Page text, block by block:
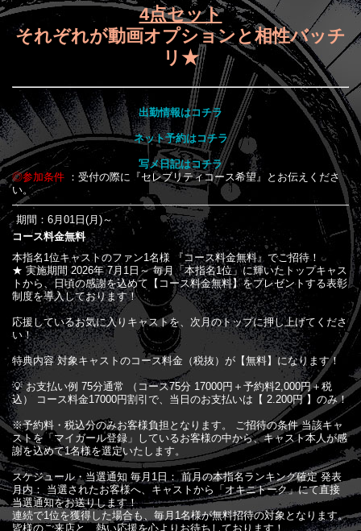
4点セット
それぞれが動画オプションと相性バッチ
リ★
出勤情報はコチラ
ネット予約はコチラ
写メ日記はコチラ
◎参加条件 ：受付の際に『セレブリティコース希望』とお伝えくださ
い。
期間：6月01日(月)～
コース料金無料
本指名1位キャストのファン1名様 『コース料金無料』でご招待！
★ 実施期間 2026年 7月1日～ 毎月「本指名1位」に輝いたトップキャス
トから、日頃の感謝を込めて【コース料金無料】をプレゼントする表彰
制度を導入しております！
応援しているお気に入りキャストを、次月のトップに押し上げてくださ
い！
特典内容 対象キャストのコース料金（税抜）が【無料】になります！
💡 お支払い例 75分通常 （コース75分 17000円＋予約料2,000円＋税
込） コース料金17000円割引で、当日のお支払いは【 2.200円 】のみ！
※予約料・税込分のみお客様負担となります。 ご招待の条件 当該キャ
ストを「マイガール登録」しているお客様の中から、キャスト本人が感
謝を込めて1名様を選定いたします。
スケジュール・当選通知 毎月1日： 前月の本指名ランキング確定 発表
月内： 当選されたお客様へ、キャストから「オキニトーク」にて直接
当選通知をお送りします！
連続で1位を獲得した場合も、毎月1名様が無料招待の対象となります。
皆様のご来店と、熱い応援を心よりお待ちしております！